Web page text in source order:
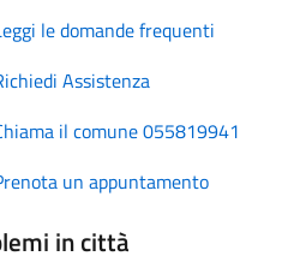
le domande frequenti
Assistenza
il comune 055819941
un appuntamento
in città